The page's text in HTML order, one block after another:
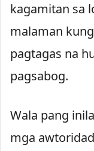
kagamitan sa
malaman
pagtagas na
pagsabog.
Wala pang
mga